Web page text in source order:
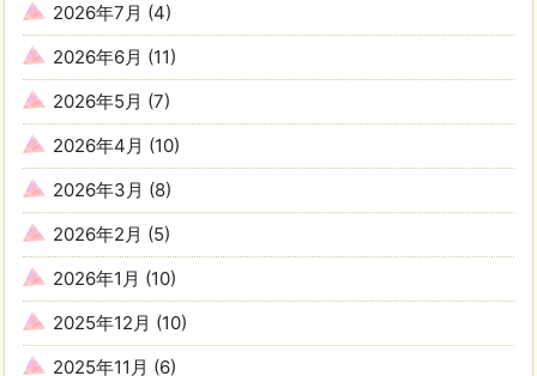
2026年7月 (4)
2026年6月 (11)
2026年5月 (7)
2026年4月 (10)
2026年3月 (8)
2026年2月 (5)
2026年1月 (10)
2025年12月 (10)
2025年11月 (6)